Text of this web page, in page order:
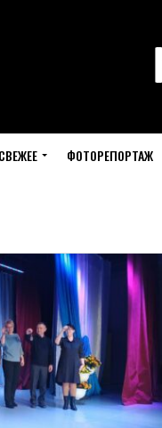
СВЕЖЕЕ ФОТОРЕПОРТАЖ